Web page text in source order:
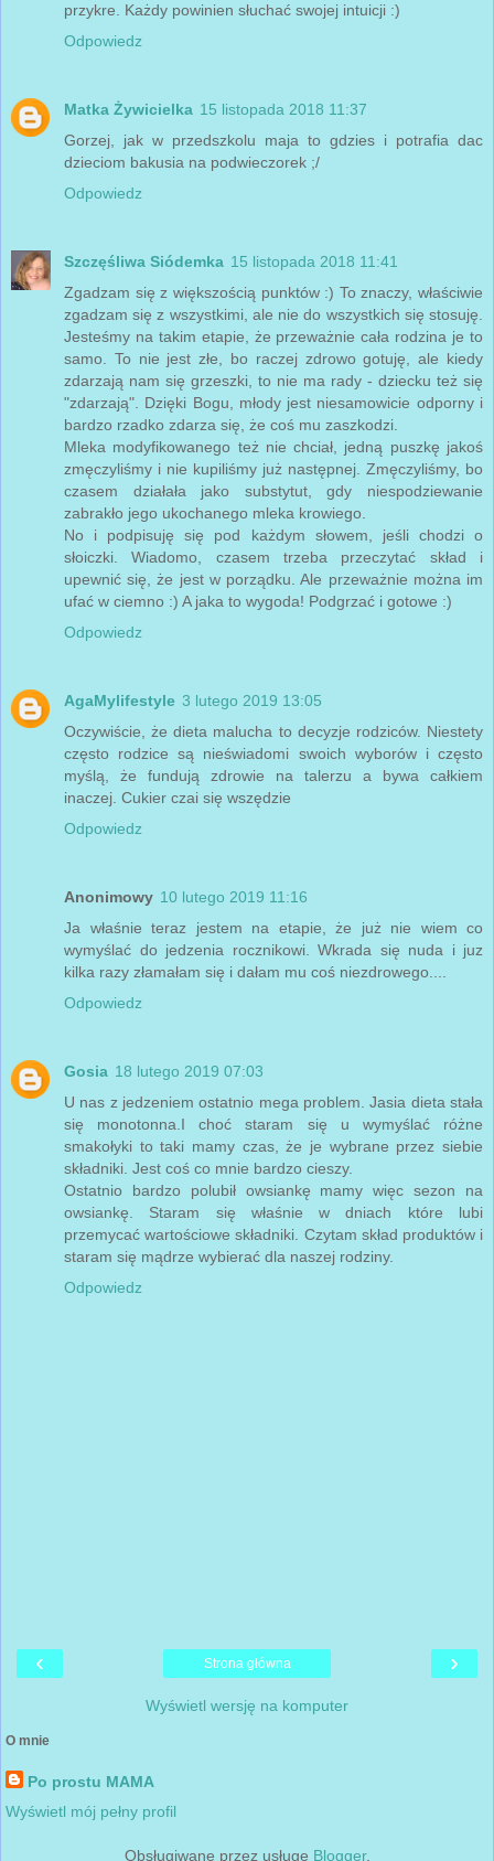
przykre. Każdy powinien słuchać swojej intuicji :)
Odpowiedz
Matka Żywicielka 15 listopada 2018 11:37
Gorzej, jak w przedszkolu maja to gdzies i potrafia dac
dzieciom bakusia na podwieczorek ;/
Odpowiedz
Szczęśliwa Siódemka 15 listopada 2018 11:41
Zgadzam się z większością punktów :) To znaczy, właściwie
zgadzam się z wszystkimi, ale nie do wszystkich się stosuję.
Jesteśmy na takim etapie, że przeważnie cała rodzina je to
samo. To nie jest złe, bo raczej zdrowo gotuję, ale kiedy
zdarzają nam się grzeszki, to nie ma rady - dziecku też się
"zdarzają". Dzięki Bogu, młody jest niesamowicie odporny i
bardzo rzadko zdarza się, że coś mu zaszkodzi.
Mleka modyfikowanego też nie chciał, jedną puszkę jakoś
zmęczyliśmy i nie kupiliśmy już następnej. Zmęczyliśmy, bo
czasem działała jako substytut, gdy niespodziewanie
zabrakło jego ukochanego mleka krowiego.
No i podpisuję się pod każdym słowem, jeśli chodzi o
słoiczki. Wiadomo, czasem trzeba przeczytać skład i
upewnić się, że jest w porządku. Ale przeważnie można im
ufać w ciemno :) A jaka to wygoda! Podgrzać i gotowe :)
Odpowiedz
AgaMylifestyle 3 lutego 2019 13:05
Oczywiście, że dieta malucha to decyzje rodziców. Niestety
często rodzice są nieświadomi swoich wyborów i często
myślą, że fundują zdrowie na talerzu a bywa całkiem
inaczej. Cukier czai się wszędzie
Odpowiedz
Anonimowy 10 lutego 2019 11:16
Ja właśnie teraz jestem na etapie, że już nie wiem co
wymyślać do jedzenia rocznikowi. Wkrada się nuda i juz
kilka razy złamałam się i dałam mu coś niezdrowego....
Odpowiedz
Gosia 18 lutego 2019 07:03
U nas z jedzeniem ostatnio mega problem. Jasia dieta stała
się monotonna.I choć staram się u wymyślać różne
smakołyki to taki mamy czas, że je wybrane przez siebie
składniki. Jest coś co mnie bardzo cieszy.
Ostatnio bardzo polubił owsiankę mamy więc sezon na
owsiankę. Staram się właśnie w dniach które lubi
przemycać wartościowe składniki. Czytam skład produktów i
staram się mądrze wybierać dla naszej rodziny.
Odpowiedz
‹ ›
Strona główna
Wyświetl wersję na komputer
O mnie
Po prostu MAMA
Wyświetl mój pełny profil
Obsługiwane przez usługę Blogger.